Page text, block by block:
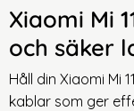
Xiaomi Mi
och säker
Håll din Xiaomi Mi
kablar som ger